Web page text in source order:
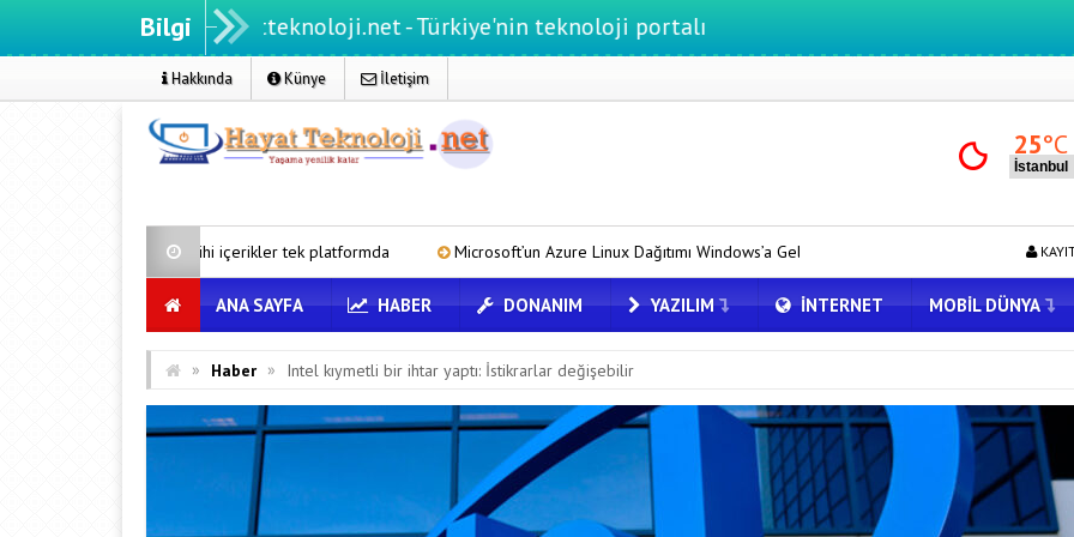
Bilgi
Hayatteknoloji.net - Türkiye'nin teknoloji portalı
Hakkında Künye İletişim
25°C
tarihi içerikler tek platformda Microsoft’un Azure Linux Dağıtımı Windows’a Geldi Tesla için Grok Türkiye’de! Model Y’de Türkçe
ANA SAYFA HABER DONANIM YAZILIM İNTERNET MOBIL DÜNYA
» Haber » Intel kıymetli bir ihtar yaptı: İstikrarlar değişebilir